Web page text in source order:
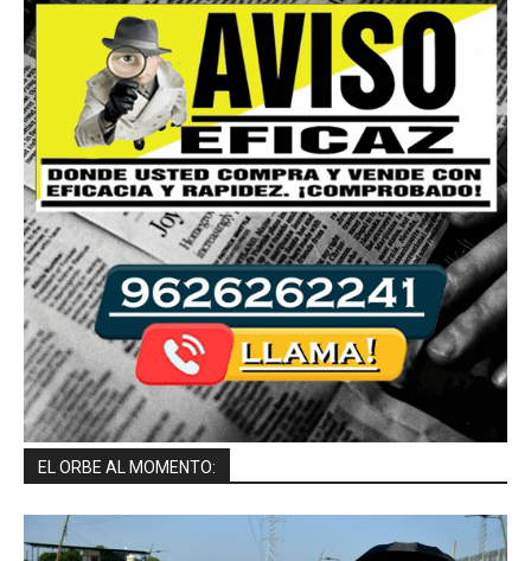
EL ORBE AL MOMENTO: